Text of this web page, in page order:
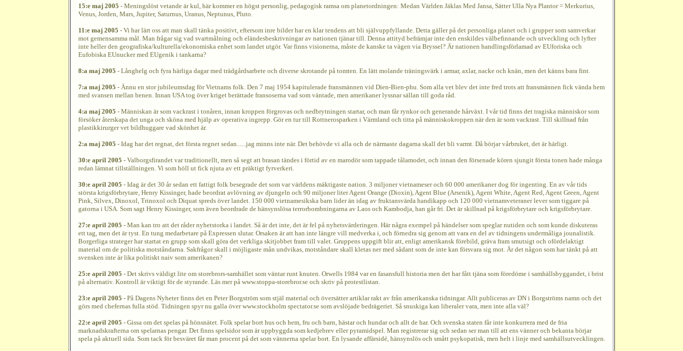
15:e maj 2005 - Meningslöst vetande är kul, här kommer en högst personlig, pedagogisk ramsa om planetordningen: Medan Världen Jäklas Med Jansa, Sätter Ulla Nya Plantor = Merkurius,
Venus, Jorden, Mars, Jupiter, Saturnus, Uranus, Neptunus, Pluto.
11:e maj 2005 - Vi har lärt oss att man skall tänka positivt, eftersom inre bilder har en klar tendens att bli självuppfyllande. Detta gäller på det personliga planet och i grupper som samverkar
mot gemensamma mål. Man frågar sig vad svartmålning och eländesbeskrivningar av nationen tjänar till. Denna attityd befrämjar inte den enskildes välbefinnande och utveckling och lyfter
inte heller den geografiska/kulturella/ekonomiska enhet som landet utgör. Var finns visionerna, måste de kanske ta vägen via Bryssel? Är nationen handlingsförlamad av EUforiska och
Eufobiska EUnucker med EUgenik i tankarna?
8:a maj 2005 - Långhelg och fyra härliga dagar med trädgårdsarbete och diverse skrotande på tomten. En lätt molande träningsvärk i armar, axlar, nacke och knän, men det känns bara fint.
7:a maj 2005 - Ännu en stor jubileumsdag för Vietnams folk. Den 7 maj 1954 kapitulerade fransmännen vid Dien-Bien-phu. Som alla vet blev det inte fred trots att fransmännen fick vända hem
med svansen mellan benen. Innan USA tog över kriget berättade fransoserna vad som väntade, men amerikaner lyssnar sällan till goda råd.
4:a maj 2005 - Människan är som vackrast i tonåren, innan kroppen förgrovas och nedbrytningen startar, och man får rynkor och generande hårväxt. I vår tid finns det tragiska människor som
försöker återskapa det unga och sköna med hjälp av operativa ingrepp. Gör en tur till Rottnerosparken i Värmland och titta på människokroppen när den är som vackrast. Till skillnad från
plastikkirurger vet bildhuggare vad skönhet är.
2:a maj 2005 - Idag har det regnat, det första regnet sedan......jag minns inte när. Det behövde vi alla och de närmaste dagarna skall det bli varmt. Då börjar vårbruket, det är härligt.
30:e april 2005 - Valborgsfirandet var traditionellt, men så segt att brasan tändes i förtid av en marodör som tappade tålamodet, och innan den försenade kören sjungit första tonen hade många
redan lämnat tillställningen. Vi som höll ut fick njuta av ett präktigt fyrverkeri.
30:e april 2005 - Idag är det 30 år sedan ett fattigt folk besegrade det som var världens mäktigaste nation. 3 miljoner vietnameser och 60 000 amerikaner dog för ingenting. En av vår tids
största krigsförbrytare, Henry Kissinger, hade beordrat avlövning av djungeln och 90 miljoner liter Agent Orange (Dioxin), Agent Blue (Arsenik), Agent White, Agent Red, Agent Green, Agent
Pink, Silvex, Dinoxol, Trinoxol och Diquat spreds över landet. 150 000 vietnamesikska barn lider än idag av fruktansvärda handikapp och 120 000 vietnamveteraner lever som tiggare på
gatorna i USA. Som sagt Henry Kissinger, som även beordrade de hänsynslösa terrorbombningarna av Laos och Kambodja, han går fri. Det är skillnad på krigsförbrytare och krigsförbrytare.
27:e april 2005 - Man kan tro att det råder nyhetstorka i landet. Så är det inte, det är fel på nyhetsvärderingen. Här några exempel på händelser som speglar nutiden och som kunde diskuteras
ett tag, men det är tyst. En tung medarbetare på Expressen slutar. Orsaken är att han inte längre vill medverka i, och förnedra sig genom att vara en del av tidningens undermåliga jounalistik.
Borgerliga strateger har startat en grupp som skall göra det verkliga skitjobbet fram till valet. Gruppens uppgift blir att, enligt amerikansk förebild, gräva fram smutsigt och ofördelaktigt
material om de politiska motståndarna. Sakfrågor skall i möjligaste mån undvikas, motståndare skall kletas ner med sådant som de inte kan försvara sig mot. Är det någon som har tänkt på att
svensken inte är lika politiskt naiv som amerikanen?
25:e april 2005 - Det skrivs väldigt lite om storebrors-samhället som väntar runt knuten. Orwells 1984 var en fasansfull historia men det har fått tjäna som föredöme i samhällsbyggandet, i brist
på alternativ. Kontroll är viktigt för de styrande. Läs mer på www.stoppa-storebror.se och skriv på protestlistan.
23:e april 2005 - På Dagens Nyheter finns det en Peter Borgström som stjäl material och översätter artiklar rakt av från amerikanska tidningar. Allt publiceras av DN i Borgströms namn och det
görs med chefernas fulla stöd. Tidningen spyr nu galla över www.stockholm spectator.se som avslöjade bedrägeriet. Så snuskiga kan liberaler vara, men inte alla väl?
22:e april 2005 - Gissa om det spelas på hönsnätet. Folk spelar bort hus och hem, fru och barn, hästar och hundar och allt de har. Och svenska staten får inte konkurrera med de fria
marknadskrafterna om spelarnas pengar. Det finns spelsidor som är uppbyggda som kedjebrev eller pyramidspel. Man registrerar sig och sedan ser man till att ens vänner och bekanta börjar
spela på aktuell sida. Som tack för besväret får man procent på det som vännerna spelar bort. En lysande affärsidé, hänsynslös och smått psykopatisk, men helt i linje med samhällsutvecklingen.